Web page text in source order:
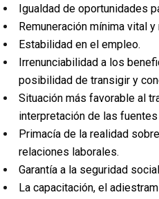
Igualdad de oportunidades
Remuneración mínima vital
Estabilidad en el empleo.
Irrenunciabilidad a los
posibilidad de transigir y
Situación más favorable al
interpretación de las
Primacía de la realidad
relaciones laborales.
Garantía a la seguridad
La capacitación, el